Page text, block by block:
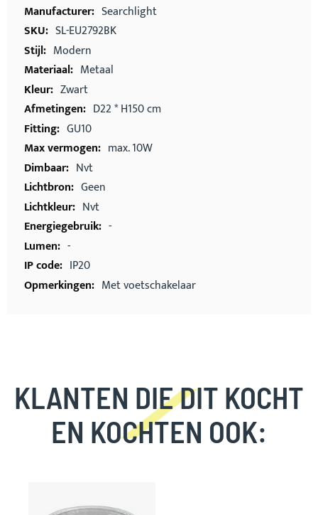
Meer
informatie
Searchlight
SL-EU2792BK
Modern
Metaal
Zwart
D22 * H150 cm
GU10
max. 10W
Nvt
Geen
Nvt
-
-
IP20
Met voetschakelaar
KLANTEN DIE DIT KOCHT
EN KOCHTEN OOK:
carousel